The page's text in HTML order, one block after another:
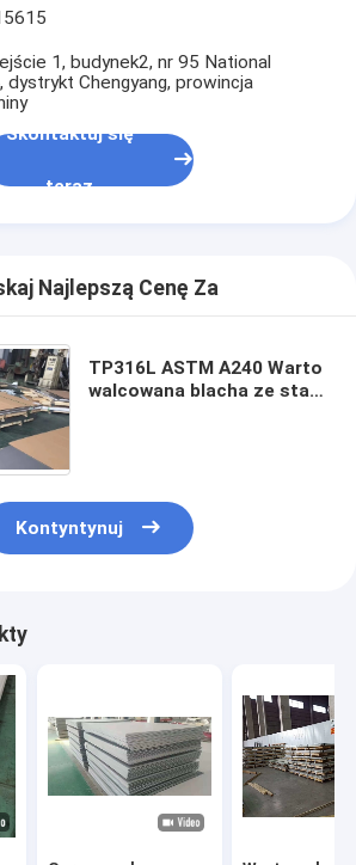
1, budynek2, nr 95 National
dystrykt Chengyang, prowincja
Skontaktuj się
teraz
Najlepszą Cenę Za
TP316L ASTM A240 Warto
walcowana blacha ze stali
Kontyntynuj